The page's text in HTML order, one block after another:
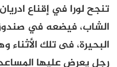
تنجح لورا في إقناع
الشاب، فيضعه في
البحيرة، فى تلك
رجل يعرض عليها